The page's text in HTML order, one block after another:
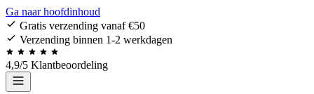
Ga naar hoofdinhoud
Gratis verzending vanaf €50
Verzending binnen 1-2 werkdagen
4,9/5 Klantbeoordeling